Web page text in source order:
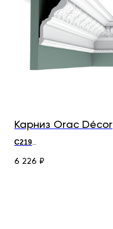
Карниз Orac Décor
C219
6 226 ₽